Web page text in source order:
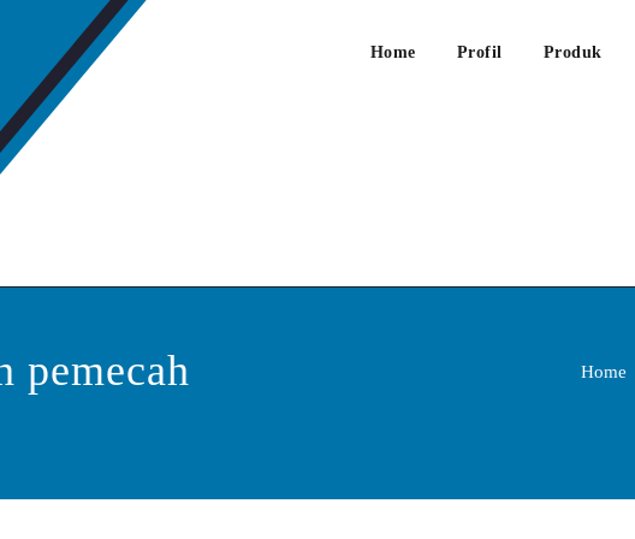
Mesin Pemecah Batu
Home Profil Produk
pemecah
Home